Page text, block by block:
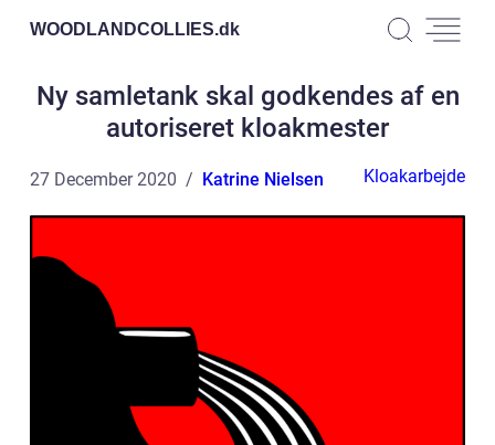
WOODLANDCOLLIES.dk
Ny samletank skal godkendes af en
autoriseret kloakmester
27 December 2020 Katrine Nielsen Kloakarbejde